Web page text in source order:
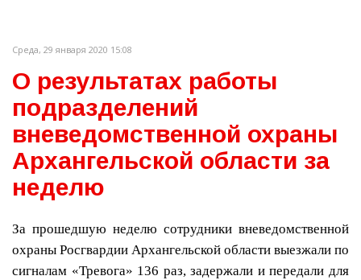
Среда, 29 января 2020 15:08
О результатах работы
подразделений
вневедомственной охраны
Архангельской области за
неделю
За прошедшую неделю сотрудники вневедомственной
охраны Росгвардии Архангельской области выезжали по
сигналам «Тревога» 136 раз, задержали и передали для